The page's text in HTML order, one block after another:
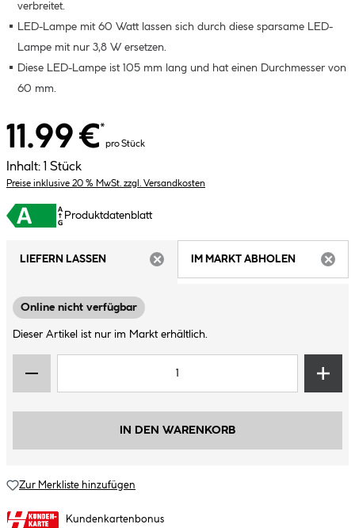
verbreitet.
LED-Lampe mit 60 Watt lassen sich durch diese sparsame LED-
Lampe mit nur 3,8 W ersetzen.
Diese LED-Lampe ist 105 mm lang und hat einen Durchmesser von
60 mm.
11.99 €*
pro Stück
Inhalt: 1 Stück
Preise inklusive 20 % MwSt. zzgl. Versandkosten
Produktdatenblatt
LIEFERN LASSEN
IM MARKT ABHOLEN
Online nicht verfügbar
Dieser Artikel ist nur im Markt erhältlich.
IN DEN WARENKORB
Zur Merkliste hinzufügen
Kundenkartenbonus